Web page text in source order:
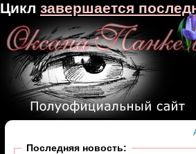
Последняя новость:
Цикл завершается